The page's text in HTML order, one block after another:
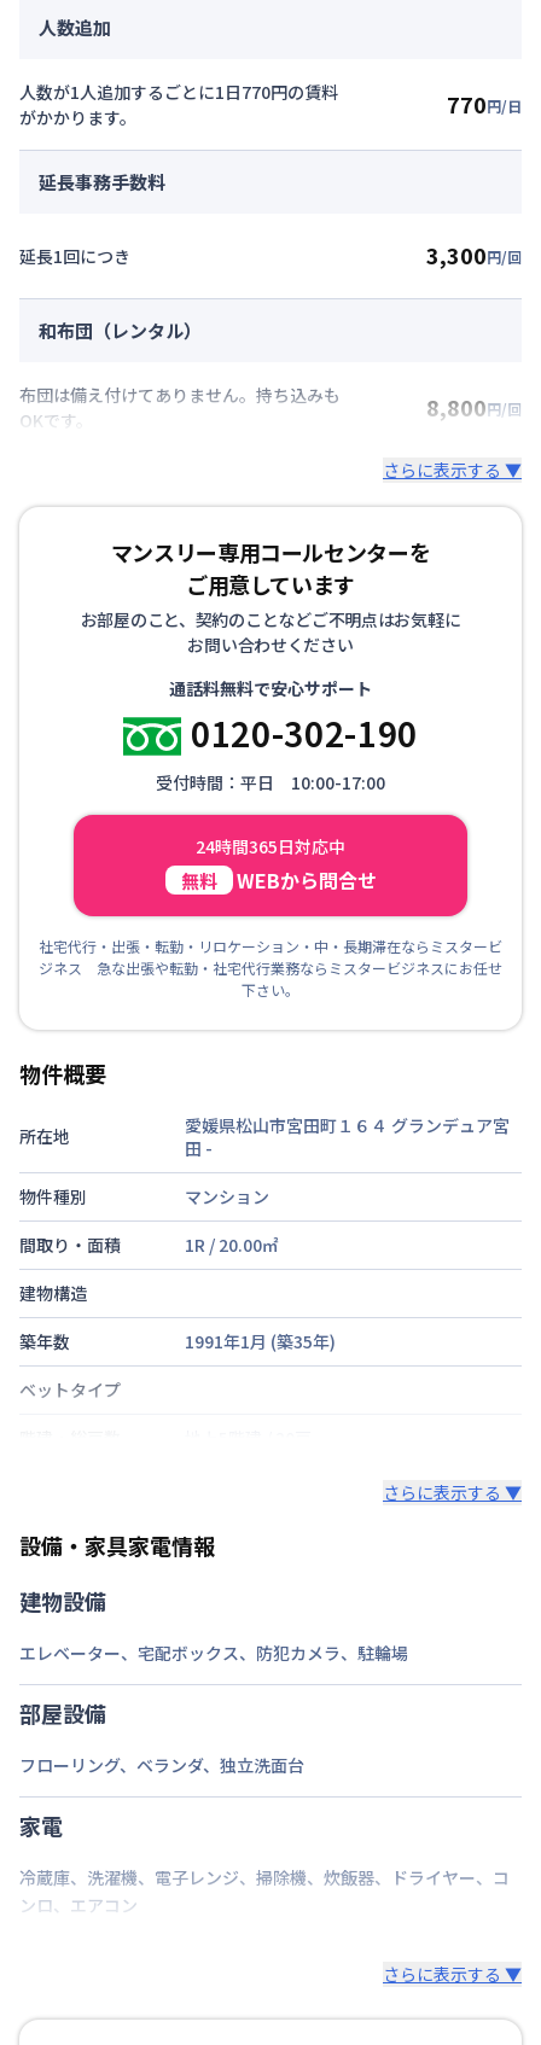
人数追加
人数が1人追加するごとに1日770円の賃料
がかかります。
770円/日
延長事務手数料
延長1回につき 3,300円/回
和布団（レンタル）
布団は備え付けてありません。持ち込みも
OKです。
8,800円/回
さらに表示する ▼
マンスリー専用コールセンターを
ご用意しています
お部屋のこと、契約のことなどご不明点はお気軽に
お問い合わせください
通話料無料で安心サポート
0120-302-190
受付時間：平日 10:00-17:00
24時間365日対応中
無料 WEBから問合せ
社宅代行・出張・転勤・リロケーション・中・長期滞在ならミスタービ
ジネス 急な出張や転勤・社宅代行業務ならミスタービジネスにお任せ
下さい。
物件概要
所在地
愛媛県松山市宮田町１６４ グランデュア宮
田 -
物件種別
マンション
間取り・面積
1R / 20.00㎡
建物構造
築年数
1991年1月 (築35年)
ベットタイプ
部屋の向き
東
定員
1名
駐車場
次回更新日
情報更新日より14日以内
情報更新日
さらに表示する ▼
設備・家具家電情報
建物設備
エレベーター、 宅配ボックス、 防犯カメラ、 駐輪場
部屋設備
フローリング、 ベランダ、 独立洗面台
家電
冷蔵庫、 洗濯機、 電子レンジ、 掃除機、 炊飯器、 ドライヤー、 コ
ンロ、 エアコン
さらに表示する ▼